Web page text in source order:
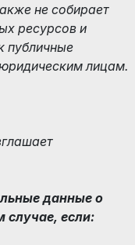
не собирает
ресурсов и
публичные
лицам.
данные о
случае, если: